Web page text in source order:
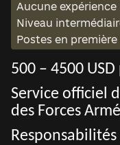
Aucune expérience
Niveau
Postes en
500 – 4500
Service officiel
des Forces
Responsabilités